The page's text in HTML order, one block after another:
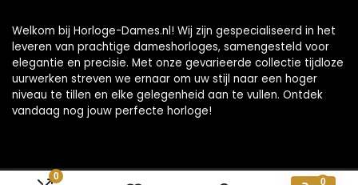
0
0
Welkom bij Horloge-Dames.nl! Wij zijn gespecialiseerd in het
leveren van prachtige dameshorloges, samengesteld voor
elegantie en precisie. Met onze gevarieerde collectie tijdloze
uurwerken streven we ernaar om uw stijl naar een hoger
niveau te tillen en elke gelegenheid aan te vullen. Ontdek
vandaag nog jouw perfecte horloge!